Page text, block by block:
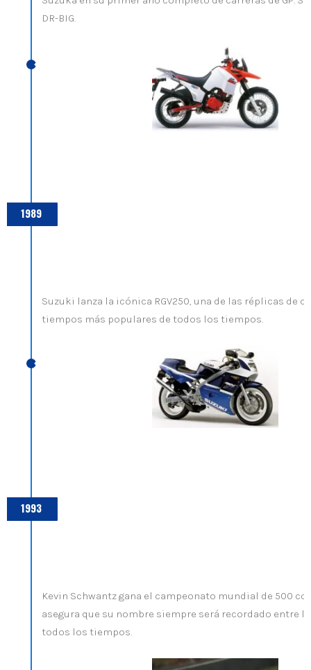
DR-BIG.
1989
Suzuki lanza la icónica RGV250, una de las réplicas de
tiempos más populares de todos los tiempos.
1993
Kevin Schwantz gana el campeonato mundial de 500 cc
asegura que su nombre siempre será recordado entre
todos los tiempos.